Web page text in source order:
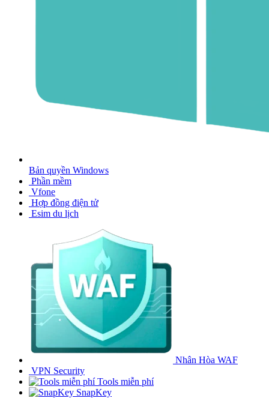
Bản quyền Windows
Phần mềm
Vfone
Hợp đồng điện tử
Esim du lịch
Nhân Hòa WAF
VPN Security
Tools miễn phí
SnapKey